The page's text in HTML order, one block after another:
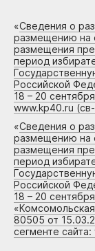
«Сведения о
размещению на
размещения
период
Российской
18 – 20
www.kp40.ru
«Сведения о
размещению на
размещения
период
Российской
18 – 20
80505 от
сегменте